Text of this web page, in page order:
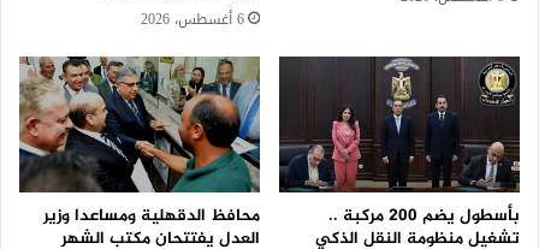
6 أغسطس، 2026
بأسطول يضم 200 مركبة ..
تشغيل منظومة النقل الذكي
محافظ الدقهلية ومساعدا وزير
العدل يفتتحان مكتب الشهر